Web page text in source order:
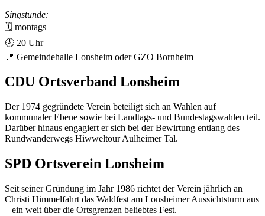
Singstunde:
🗓️ montags
🕗 20 Uhr
📍 Gemeindehalle Lonsheim oder GZO Bornheim
CDU Ortsverband Lonsheim
Der 1974 gegründete Verein beteiligt sich an Wahlen auf
kommunaler Ebene sowie bei Landtags- und Bundestagswahlen teil.
Darüber hinaus engagiert er sich bei der Bewirtung entlang des
Rundwanderwegs Hiwweltour Aulheimer Tal.
SPD Ortsverein Lonsheim
Seit seiner Gründung im Jahr 1986 richtet der Verein jährlich an
Christi Himmelfahrt das Waldfest am Lonsheimer Aussichtsturm aus
– ein weit über die Ortsgrenzen beliebtes Fest.